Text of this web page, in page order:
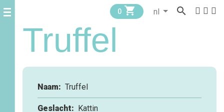
0  
Truffel
Naam: Truffel
Geslacht: Kattin